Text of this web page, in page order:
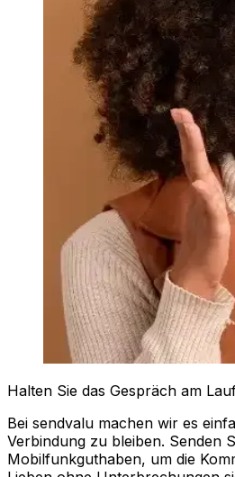
Halten Sie das Gespräch am
Bei sendvalu machen wir es
Verbindung zu bleiben. Senden
Mobilfunkguthaben, um die